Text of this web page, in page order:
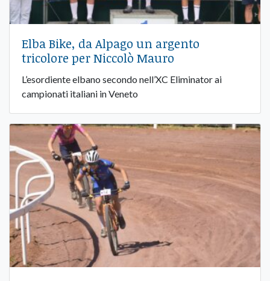
Elba Bike, da Alpago un argento
tricolore per Niccolò Mauro
L’esordiente elbano secondo nell’XC Eliminator ai
campionati italiani in Veneto